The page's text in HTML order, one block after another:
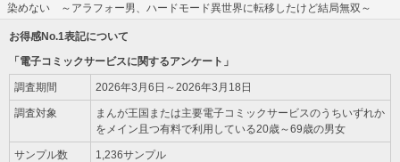
染めない ～アラフォー男、ハードモード異世界に転移したけど結局無双～
お得感No.1表記について
「電子コミックサービスに関するアンケート」
調査期間 2026年3月6日～2026年3月18日
調査対象
まんが王国または主要電子コミックサービスのうちいずれか
をメイン且つ有料で利用している20歳～69歳の男女
サンプル数 1,236サンプル